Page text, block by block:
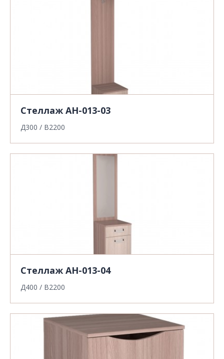
Стеллаж АН-013-03
Д300 / В2200
Стеллаж АН-013-04
Д400 / В2200